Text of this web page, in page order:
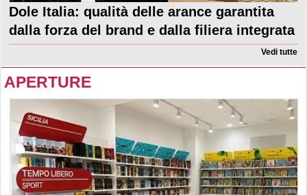
Dole Italia: qualità delle arance garantita
dalla forza del brand e dalla filiera integrata
Vedi tutte
APERTURE